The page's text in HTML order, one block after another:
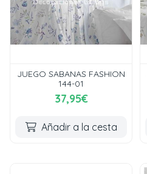
JUEGO SABANAS FASHION
144-01
37,95€
Añadir a la cesta